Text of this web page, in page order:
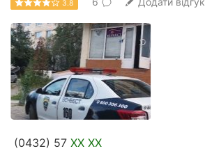
рубрики:
Стоматології
Ветеринарні
клініки
клініки
3.8
(0432) 57 XX XX